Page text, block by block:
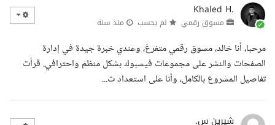
Khaled H.
مسوق رقمي لم يحسب منذ سنة
مرحبا، أنا خالد، مسوق رقمي متفرغ، وعندي خبرة جيدة في إدارة
الصفحات والنشر على مجموعات فيسبوك بشكل منظم واحترافي. قرأت
تفاصيل المشروع بالكامل، وأنا على استعداد ت...
شيرين س.